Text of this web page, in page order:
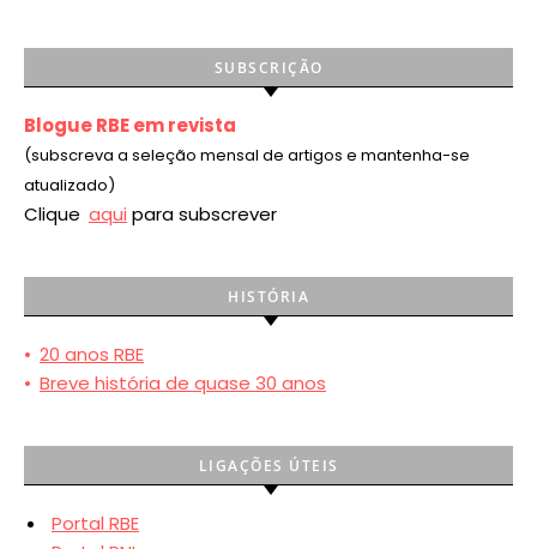
SUBSCRIÇÃO
Blogue RBE em revista
(subscreva a seleção mensal de artigos e mantenha-se
atualizado)
Clique aqui para subscrever
HISTÓRIA
• 20 anos RBE
• Breve história de quase 30 anos
LIGAÇÕES ÚTEIS
Portal RBE